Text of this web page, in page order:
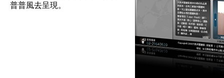
普普風去呈現。